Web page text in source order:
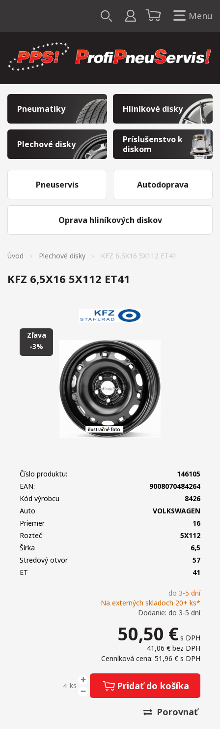
Menu
Pneumatiky Hliníkové disky
Plechové disky
Príslušenstvo k
diskom
Pneuservis
Oprava hliníkových diskov
Autodoprava
Úvod Plechové disky KFZ 6,5X16 5X112 ET41
KFZ 6,5X16 5X112 ET41
Zľava
-3%
do 3-5 dní
Na externých skladoch 20+ ks*
Dodanie: do 3-5 dní
50,50 € s DPH
41,06 € bez DPH
Cenníková cena: 51,96 € s DPH
ks Pridať do košíka
Porovnať
Číslo produktu:
146105
EAN:
9008070484264
Kód výrobcu
8426
Auto
VOLKSWAGEN
Priemer
16
Rozteč
5X112
Šírka
6,5
Stredový otvor
57
ET
41